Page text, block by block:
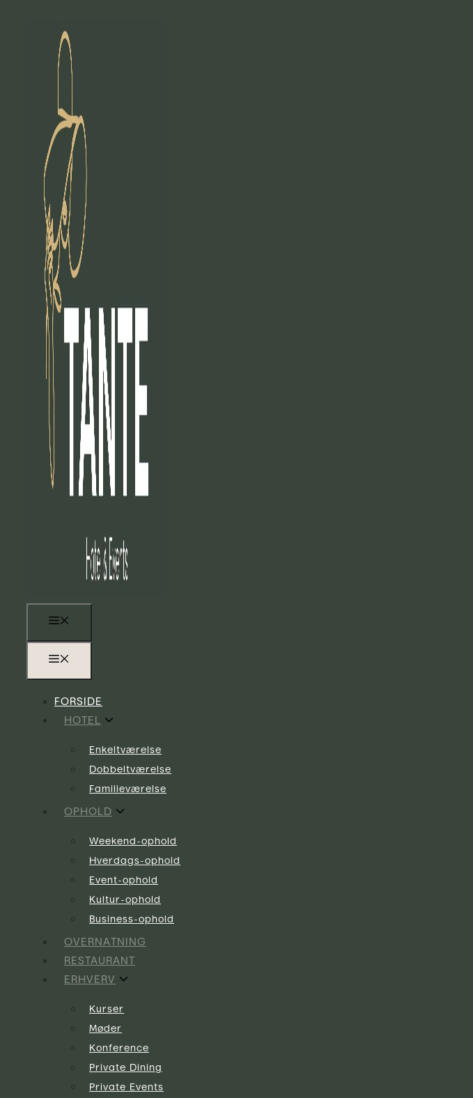
FORSIDE
HOTEL
Enkeltværelse
Dobbeltværelse
Familieværelse
OPHOLD
Weekend-ophold
Hverdags-ophold
Event-ophold
Kultur-ophold
Business-ophold
OVERNATNING
RESTAURANT
ERHVERV
Kurser
Møder
Konference
Private Dining
Private Events